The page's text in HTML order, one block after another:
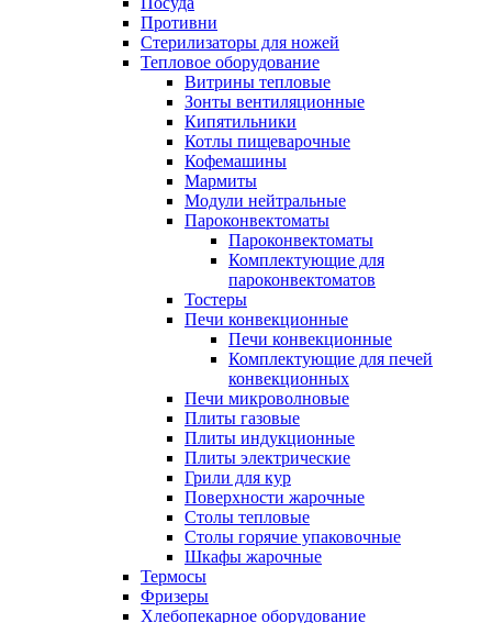
Противни
Стерилизаторы для ножей
Тепловое оборудование
Витрины тепловые
Зонты вентиляционные
Кипятильники
Котлы пищеварочные
Кофемашины
Мармиты
Модули нейтральные
Пароконвектоматы
Пароконвектоматы
Комплектующие для
пароконвектоматов
Тостеры
Печи конвекционные
Печи конвекционные
Комплектующие для печей
конвекционных
Печи микроволновые
Плиты газовые
Плиты индукционные
Плиты электрические
Грили для кур
Поверхности жарочные
Столы тепловые
Столы горячие упаковочные
Шкафы жарочные
Термосы
Фризеры
Хлебопекарное оборудование